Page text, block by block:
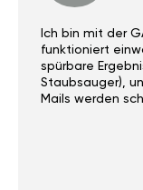
Ich bin mit der
funktioniert
spürbare
Staubsauger),
Mails werden